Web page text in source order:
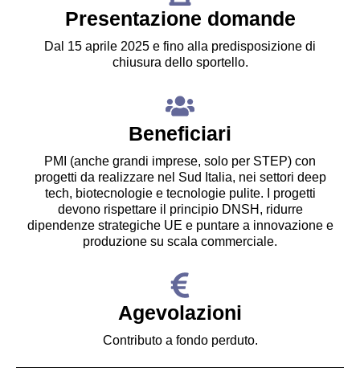
Presentazione domande
Dal 15 aprile 2025 e fino alla predisposizione di
chiusura dello sportello.
Beneficiari
PMI (anche grandi imprese, solo per STEP) con
progetti da realizzare nel Sud Italia, nei settori deep
tech, biotecnologie e tecnologie pulite. I progetti
devono rispettare il principio DNSH, ridurre
dipendenze strategiche UE e puntare a innovazione e
produzione su scala commerciale.
Agevolazioni
Contributo a fondo perduto.